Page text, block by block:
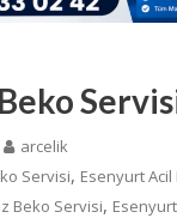
arcelik
Servisi, Esenyurt
Beko Servisi,